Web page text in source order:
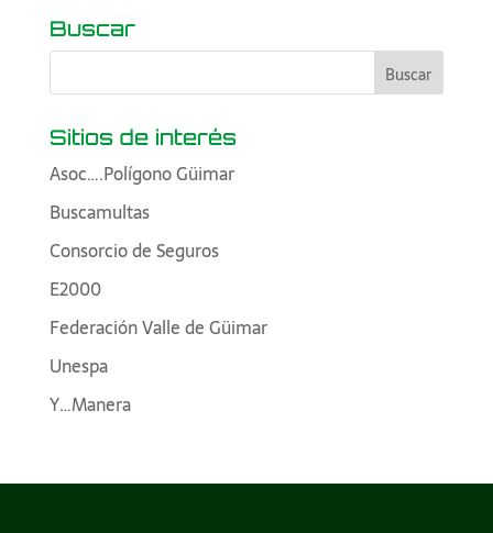
Buscar
Sitios de interés
Asoc….Polígono Güimar
Buscamultas
Consorcio de Seguros
E2000
Federación Valle de Güimar
Unespa
Y…Manera